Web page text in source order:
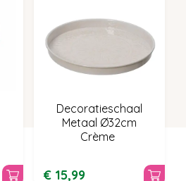
Decoratieschaal
Metaal Ø32cm
Crème
€ 15,99